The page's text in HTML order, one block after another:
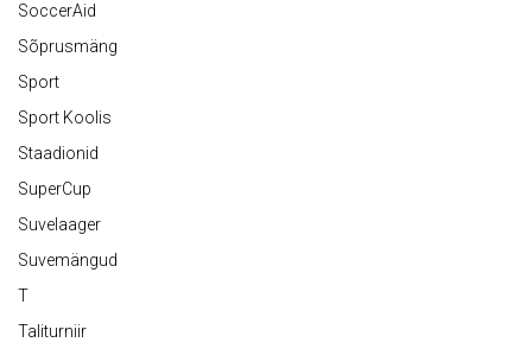
SoccerAid
Sõprusmäng
Sport
Sport Koolis
Staadionid
SuperCup
Suvelaager
Suvemängud
T
Taliturniir